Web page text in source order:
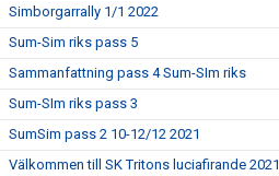
Simborgarrally 1/1 2022
Sum-Sim riks pass 5
Sammanfattning pass 4 Sum-SIm riks
Sum-SIm riks pass 3
SumSim pass 2 10-12/12 2021
Välkommen till SK Tritons luciafirande 2021